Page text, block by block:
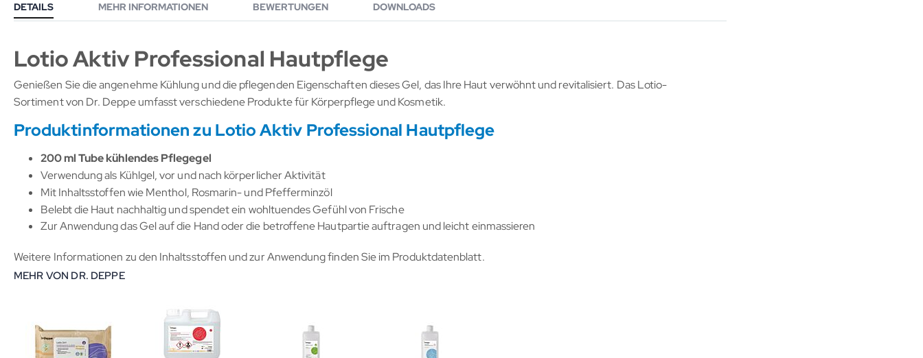
DETAILS
Lotio Aktiv Professional Hautpflege
Genießen Sie die angenehme Kühlung und die pflegenden Eigenschaften dieses Gel, das Ihre Haut verwöhnt und revitalisiert. Das Lotio-
Sortiment von Dr. Deppe umfasst verschiedene Produkte für Körperpflege und Kosmetik.
Produktinformationen zu Lotio Aktiv Professional Hautpflege
200 ml Tube kühlendes Pflegegel
Verwendung als Kühlgel, vor und nach körperlicher Aktivität
Mit Inhaltsstoffen wie Menthol, Rosmarin- und Pfefferminzöl
Belebt die Haut nachhaltig und spendet ein wohltuendes Gefühl von Frische
Zur Anwendung das Gel auf die Hand oder die betroffene Hautpartie auftragen und leicht einmassieren
Weitere Informationen zu den Inhaltsstoffen und zur Anwendung finden Sie im Produktdatenblatt.
MEHR INFORMATIONEN BEWERTUNGEN DOWNLOADS
MEHR VON DR. DEPPE